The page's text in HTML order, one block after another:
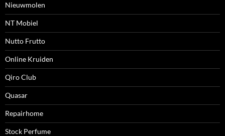
Nieuwmolen
NT Mobiel
Nutto Frutto
Online Kruiden
Qiro Club
Quasar
Repairhome
Stock Perfume